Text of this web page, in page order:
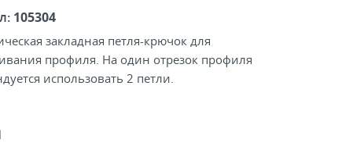
105304
закладная петля-крючок для
профиля. На один отрезок профиля
использовать 2 петли.